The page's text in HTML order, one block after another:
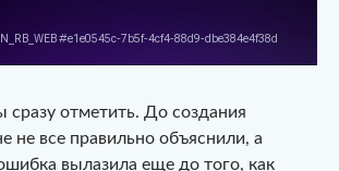
сразу отметить. До создания
не все правильно объяснили, а
вылазила еще до того, как